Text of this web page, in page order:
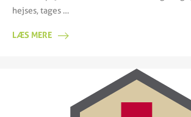
hejses, tages …
LÆS MERE